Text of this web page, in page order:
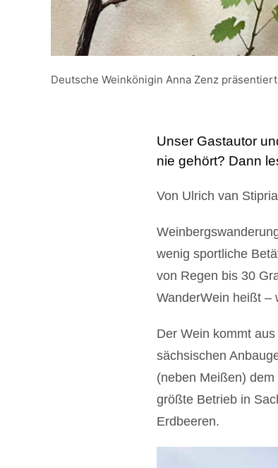
Deutsche Weinkönigin Anna Zenz
Unser Gastautor
nie gehört? Dann
Von Ulrich van
wenig sportliche
von Regen bis 30
WanderWein heißt –
Der Wein kommt
sächsischen
(neben Meißen)
größte Betrieb in
Erdbeeren.